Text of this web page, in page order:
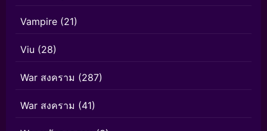
Vampire (21)
Viu (28)
War สงคราม (287)
War สงคราม (41)